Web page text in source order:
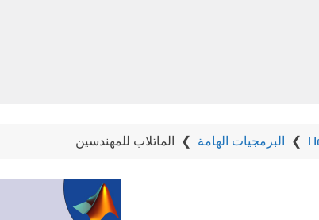
❯ البرمجيات الهامة ❯ الماتلاب للمهندسين